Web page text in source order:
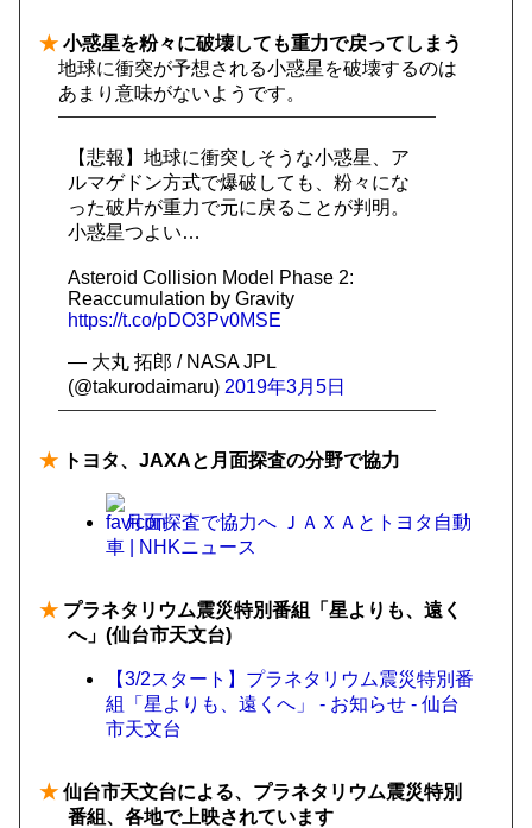
★ 小惑星を粉々に破壊しても重力で戻ってしまう
地球に衝突が予想される小惑星を破壊するのは
あまり意味がないようです。
【悲報】地球に衝突しそうな小惑星、ア
ルマゲドン方式で爆破しても、粉々にな
った破片が重力で元に戻ることが判明。
小惑星つよい…
Asteroid Collision Model Phase 2:
Reaccumulation by Gravity
https://t.co/pDO3Pv0MSE
— 大丸 拓郎 / NASA JPL
(@takurodaimaru) 2019年3月5日
★ トヨタ、JAXAと月面探査の分野で協力
月面探査で協力へ ＪＡＸＡとトヨタ自動
車 | NHKニュース
★ プラネタリウム震災特別番組「星よりも、遠く
へ」(仙台市天文台)
【3/2スタート】プラネタリウム震災特別番
組「星よりも、遠くへ」 - お知らせ - 仙台
市天文台
★ 仙台市天文台による、プラネタリウム震災特別
番組、各地で上映されています